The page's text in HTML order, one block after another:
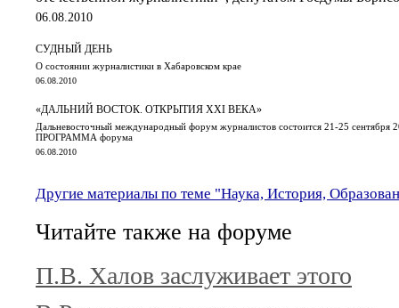
06.08.2010
СУДНЫЙ ДЕНЬ
О состоянии журналистики в Хабаровском крае
06.08.2010
«ДАЛЬНИЙ ВОСТОК. ОТКРЫТИЯ XXI ВЕКА»
Дальневосточный международный форум журналистов состоится 21-25 сентября
ПРОГРАММА форума
06.08.2010
Другие материалы по теме "Наука, История,
Читайте также на форуме
П.В. Халов заслуживает этого